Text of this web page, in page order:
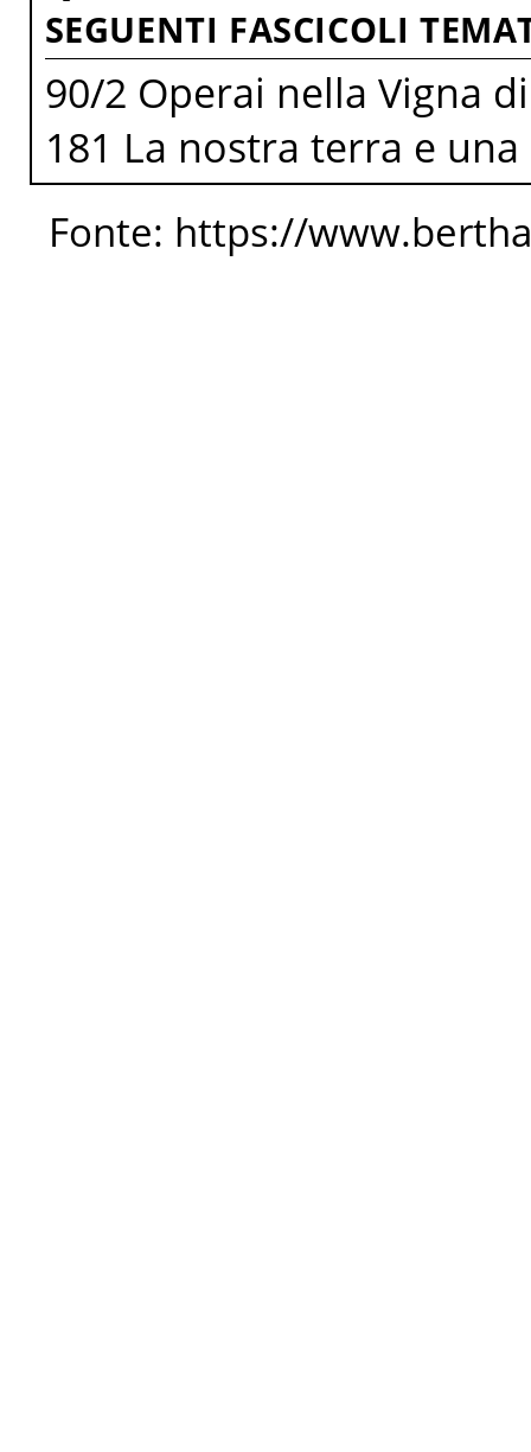
SEGUENTI FASCICOLI
90/2 Operai nella Vigna
181 La nostra terra e
Fonte: https://